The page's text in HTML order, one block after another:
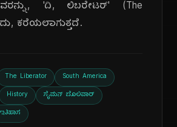
'ದಿ, ಲಿಬರೇಟರ್' (The
ಕರೆಯಲಾಗುತ್ತದೆ.
The Liberator South America
History ಸೈಮನ್ ಬೊಲಿವಾರ್
ಇತಿಹಾಸ